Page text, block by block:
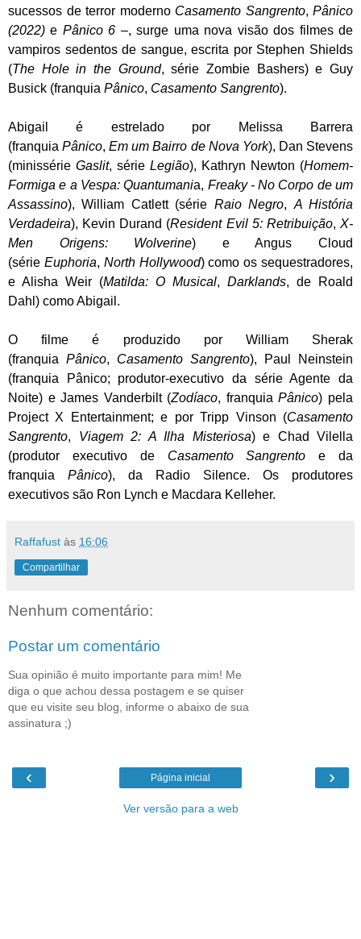
sucessos de terror moderno Casamento Sangrento, Pânico
(2022) e Pânico 6 –, surge uma nova visão dos filmes de
vampiros sedentos de sangue, escrita por Stephen Shields
(The Hole in the Ground, série Zombie Bashers) e Guy
Busick (franquia Pânico, Casamento Sangrento).
Abigail é estrelado por Melissa Barrera
(franquiaPânico,Em um Bairro de Nova York), Dan Stevens
(minissérie Gaslit, série Legião), Kathryn Newton (Homem-
Formiga e a Vespa: Quantumania, Freaky - No Corpo de um
Assassino), William Catlett (série Raio Negro,A História
Verdadeira), Kevin Durand (Resident Evil 5: Retribuição,X-
Men Origens: Wolverine) e Angus Cloud
(série Euphoria, North Hollywood) como os sequestradores,
e Alisha Weir (Matilda: O Musical, Darklands, de Roald
Dahl) como Abigail.
O filme é produzido por William Sherak
(franquia Pânico, Casamento Sangrento), Paul Neinstein
(franquia Pânico; produtor-executivo da série Agente da
Noite) e James Vanderbilt (Zodíaco, franquiaPânico) pela
Project X Entertainment; e por Tripp Vinson (Casamento
Sangrento, Viagem 2: A Ilha Misteriosa) e Chad Vilella
(produtor executivo de Casamento Sangrento e da
franquia Pânico), da Radio Silence. Os produtores
executivos são Ron Lynch e Macdara Kelleher.
Raffafust às 16:06
Compartilhar
Nenhum comentário:
Postar um comentário
Sua opinião é muito importante para mim! Me
diga o que achou dessa postagem e se quiser
que eu visite seu blog, informe o abaixo de sua
assinatura ;)
‹ ›
Página inicial
Ver versão para a web